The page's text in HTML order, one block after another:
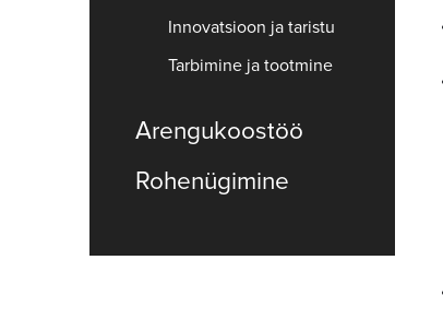
Innovatsioon ja taristu
Tarbimine ja tootmine
Arengukoostöö
Rohenügimine